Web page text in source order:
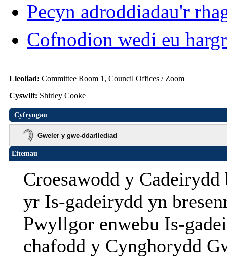
Pecyn adroddiadau'r
Cofnodion wedi eu
Lleoliad: Committee Room 1, Council Offices / Zoom
Cyswllt: Shirley Cooke
Cyfryngau
Gweler y gwe-ddarllediad
Eitemau
Croesawodd y
yr Is-gadeirydd yn
Pwyllgor enwebu Is-
chafodd y Cynghorydd